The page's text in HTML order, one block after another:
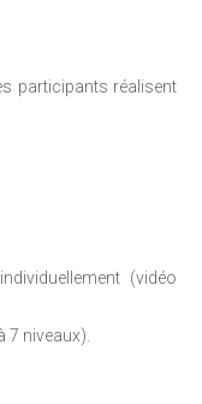
participants réalisent
(vidéo
niveaux).